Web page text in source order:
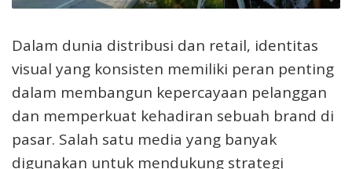
Dalam dunia distribusi dan retail, identitas
visual yang konsisten memiliki peran penting
dalam membangun kepercayaan pelanggan
dan memperkuat kehadiran sebuah brand di
pasar. Salah satu media yang banyak
digunakan untuk mendukung strategi